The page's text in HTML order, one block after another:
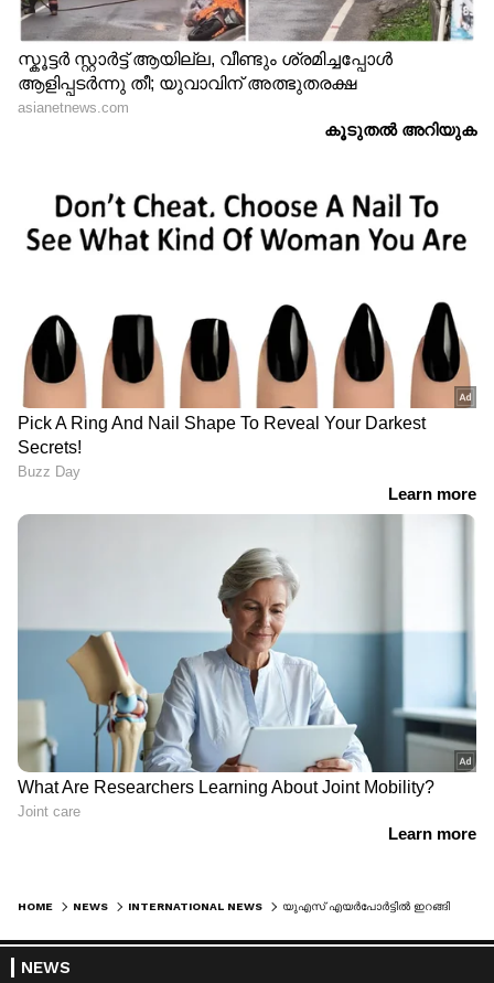
HOME NEWS INTERNATIONAL NEWS
NEWS